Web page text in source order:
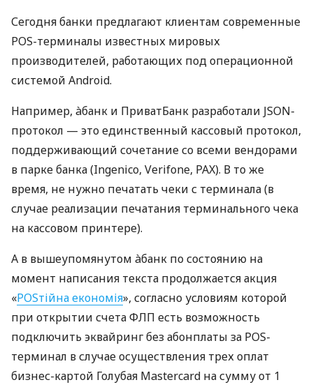
Сегодня банки предлагают клиентам современные
POS-терминалы известных мировых
производителей, работающих под операционной
системой Android.
Например, àбанк и ПриватБанк разработали JSON-
протокол — это единственный кассовый протокол,
поддерживающий сочетание со всеми вендорами
в парке банка (Ingenico, Verifone, PAX). В то же
время, не нужно печатать чеки с терминала (в
случае реализации печатания терминального чека
на кассовом принтере).
А в вышеупомянутом àбанк по состоянию на
момент написания текста продолжается акция
«POSтійна економія», согласно условиям которой
при открытии счета ФЛП есть возможность
подключить эквайринг без абонплаты за POS-
терминал в случае осуществления трех оплат
бизнес-картой Голубая Mastercard на сумму от 1